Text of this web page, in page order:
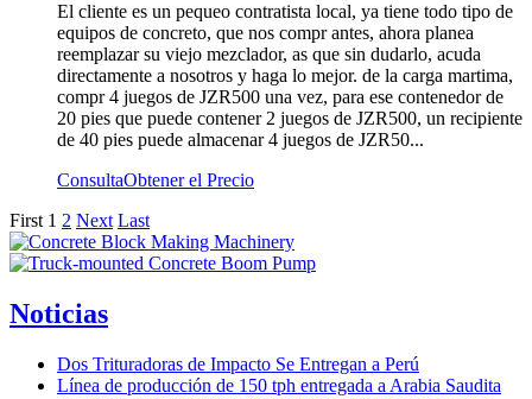
El cliente es un pequeo contratista local, ya tiene todo tipo de
equipos de concreto, que nos compr antes, ahora planea
reemplazar su viejo mezclador, as que sin dudarlo, acuda
directamente a nosotros y haga lo mejor. de la carga martima,
compr 4 juegos de JZR500 una vez, para ese contenedor de
20 pies que puede contener 2 juegos de JZR500, un recipiente
de 40 pies puede almacenar 4 juegos de JZR50...
ConsultaObtener el Precio
First 1 2 Next Last
Noticias
Dos Trituradoras de Impacto Se Entregan a Perú
Línea de producción de 150 tph entregada a Arabia Saudita